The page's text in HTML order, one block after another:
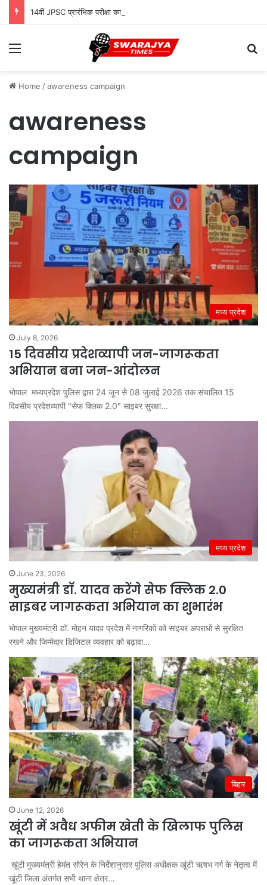
Menu
Home /awareness campaign
awareness
campaign
मध्य प्रदेश
July 8, 2026
15 दिवसीय प्रदेशव्यापी जन-जागरूकता
अभियान बना जन-आंदोलन
भोपाल मध्यप्रदेश पुलिस द्वारा 24 जून से 08 जुलाई 2026 तक संचालित 15
दिवसीय प्रदेशव्यापी "सेफ क्लिक 2.0" साइबर सुरक्षा…
मध्य प्रदेश
June 23, 2026
मुख्यमंत्री डॉ. यादव करेंगे सेफ क्लिक 2.0
साइबर जागरूकता अभियान का शुभारंभ
भोपाल मुख्यमंत्री डॉ. मोहन यादव प्रदेश में नागरिकों को साइबर अपराधों से सुरक्षित
रखने और जिम्मेदार डिजिटल व्यवहार को बढ़ावा…
बिहार
June 12, 2026
खूंटी में अवैध अफीम खेती के खिलाफ पुलिस
का जागरूकता अभियान
खूंटी मुख्यमंत्री हेमंत सोरेन के निर्देशानुसार पुलिस अधीक्षक खूंटी ऋषभ गर्ग के नेतृत्व में
खूंटी जिला अंतर्गत सभी थाना क्षेत्र…